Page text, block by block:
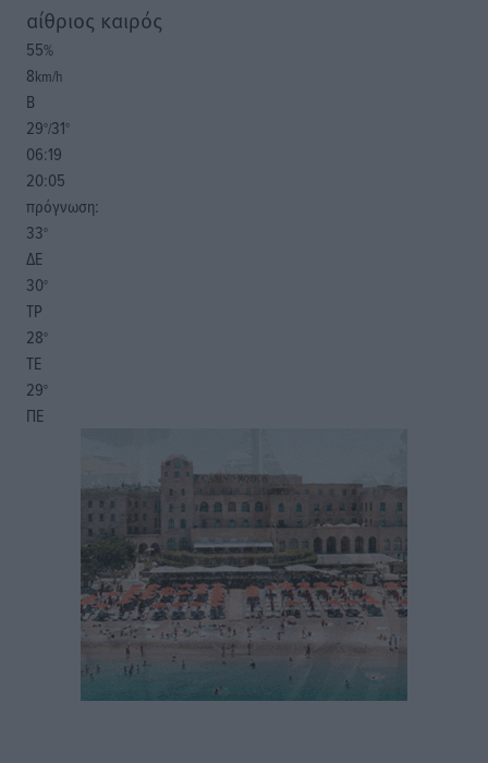
αίθριος καιρός
55%
8km/h
Β
29°/31°
06:19
20:05
πρόγνωση:
33°
ΔΕ
30°
ΤΡ
28°
ΤΕ
29°
ΠΕ